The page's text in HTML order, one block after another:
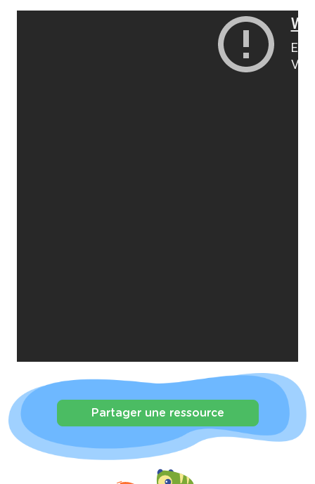
Partager une ressource